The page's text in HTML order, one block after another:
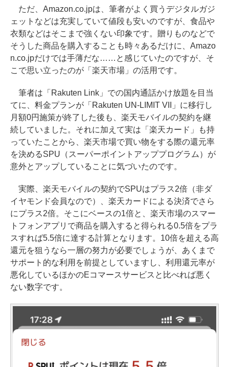
ただ、Amazon.co.jpは、筆者がよく買うデジタルガジ
ェットなどは充実していて値段も安いのですが、食品や
衣類などはそこまで強くない印象です。贈りものなどで
そうした商品を購入することも時々あるだけに、Amazo
n.co.jpだけでは手薄だな……と感じていたのですが、そ
こで思い立ったのが「楽天市場」の活用です。
筆者は「Rakuten Link」での国内通話かけ放題を目当
てに、料金プランが「Rakuten UN-LIMIT VII」に移行し
月額0円施策が終了した後も、楽天モバイルの契約を継
続していました。それに加えて実は「楽天カード」も持
っていたことから、楽天市場で買い物をする際の還元率
を決めるSPU（スーパーポイントアッププログラム）が
意外とアップしていることに気づいたのです。
実際、楽天モバイルの契約でSPUはプラス2倍（非ダ
イヤモンド会員なので）、楽天カードによる決済でさら
にプラス2倍。そこにベースの1倍と、楽天市場のスマー
トフォンアプリで商品を購入すると得られる0.5倍をプラ
スすれば5.5倍に達する計算となります。10倍を超える高
還元を狙うなら一層の努力が必要でしょうが、あくまで
サポート的な利用を前提としていますし、利用還元率が
悪化しているほかのEコマースサービスと比べれば悪く
ない数字です。